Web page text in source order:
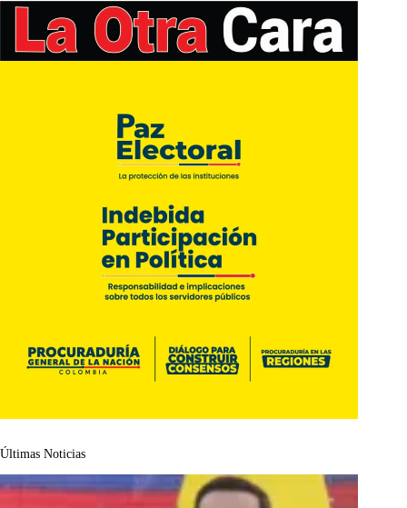
Últimas Noticias